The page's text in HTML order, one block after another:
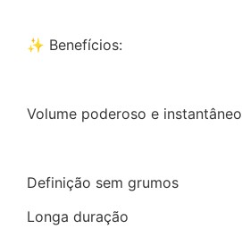
✨ Benefícios:
Volume poderoso e instantâneo
Definição sem grumos
Longa duração